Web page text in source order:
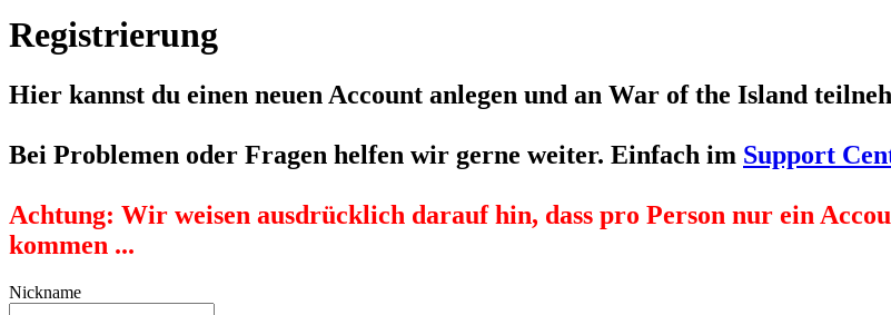
Registrierung
Hier kannst du einen neuen Account anlegen und an War of the Island
Bei Problemen oder Fragen helfen wir gerne weiter. Einfach im Support
Achtung: Wir weisen ausdrücklich darauf hin, dass pro Person nur ein
kommen ...
Nickname